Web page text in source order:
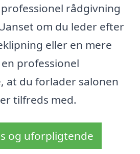
rådgivning
om du leder efter
eller en mere
professionel
at du forlader salonen
tilfreds med.
og uforpligtende